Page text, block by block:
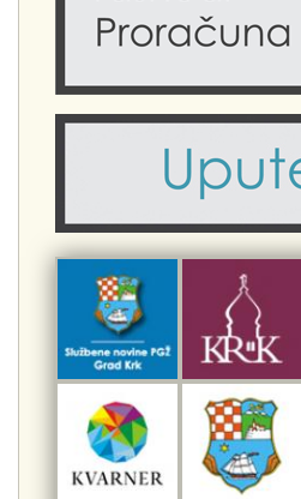
Obrazovanje
Komunalne usluge
Civilni sektor (arhiva udruga)
Sport i rekreacija
Kalendar događanja
Turistička zajednica otoka
Kulturno-turistička ruta
Dar iz Krka
Interpretacijski centar